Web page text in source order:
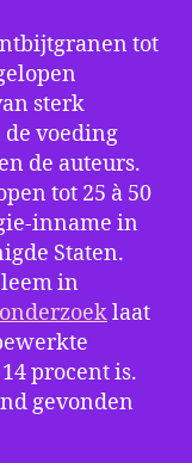
tot
sterk
voeding
de auteurs.
tot 25 à 50
inname in
Staten.
in
laat
procent is.
gevonden